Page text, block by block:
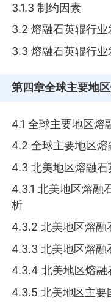
3.1.3 制约因素
3.2 熔融石英辊行
3.3 熔融石英辊行
第四章全球主要地
4.1 全球主要地区熔
4.2 全球主要地区
4.3 北美地区熔融
4.3.1 北美地区熔融
析
4.3.2 北美地区熔融
4.3.3 北美地区熔融
4.3.4 北美地区熔融
4.3.5 北美地区主要